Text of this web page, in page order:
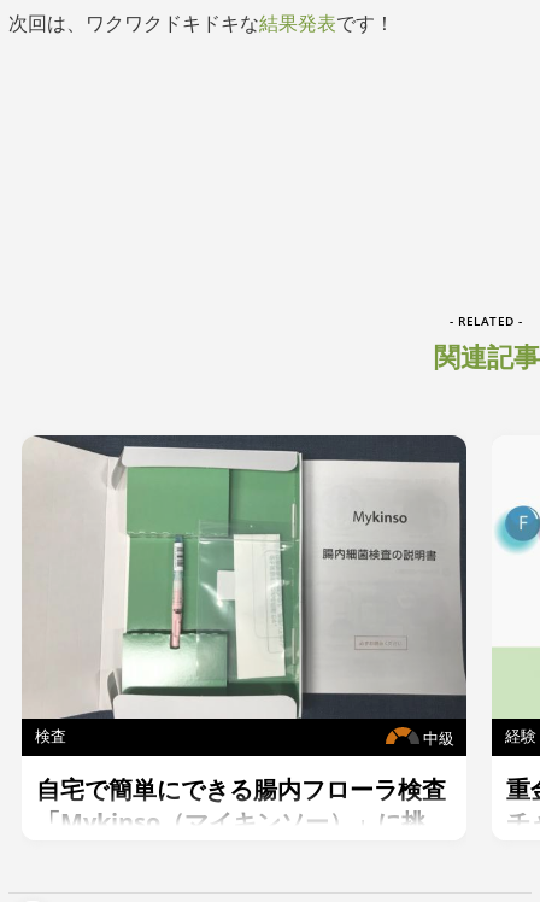
次回は、ワクワクドキドキな結果発表です！
- RELATED -
関連記事
中級
検査
自宅で簡単にできる腸内フローラ検査
「Mykinso（マイキンソー）」に挑
経験
重
チ